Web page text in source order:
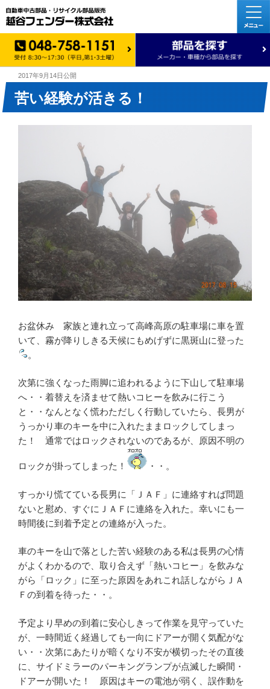
2017年9月14日公開
苦い経験が活きる！
お盆休み 家族と連れ立って高峰高原の駐車場に車を置
いて、霧が降りしきる天候にもめげずに黒斑山に登った
。
次第に強くなった雨脚に追われるように下山して駐車場
へ・・着替えを済ませて熱いコヒーを飲みに行こう
と・・なんとなく慌わただしく行動していたら、長男が
うっかり車のキーを中に入れたままロックしてしまっ
た！ 通常ではロックされないのであるが、原因不明の
ロックが掛ってしまった！ ・・。
すっかり慌てている長男に「ＪＡＦ」に連絡すれば問題
ないと慰め、すぐにＪＡＦに連絡を入れた。幸いにも一
時間後に到着予定との連絡が入った。
車のキーを山で落とした苦い経験のある私は長男の心情
がよくわかるので、取り合えず「熱いコヒー」を飲みな
がら「ロック」に至った原因をあれこれ話しながらＪＡ
Ｆの到着を待った・・。
予定より早めの到着に安心しきって作業を見守っていた
が、一時間近く経過しても一向にドアーが開く気配がな
い・・次第にあたりが暗くなり不安が横切ったその直後
に、サイドミラーのパーキングランプが点滅した瞬間・
ドアーが開いた！ 原因はキーの電池が弱く、誤作動を